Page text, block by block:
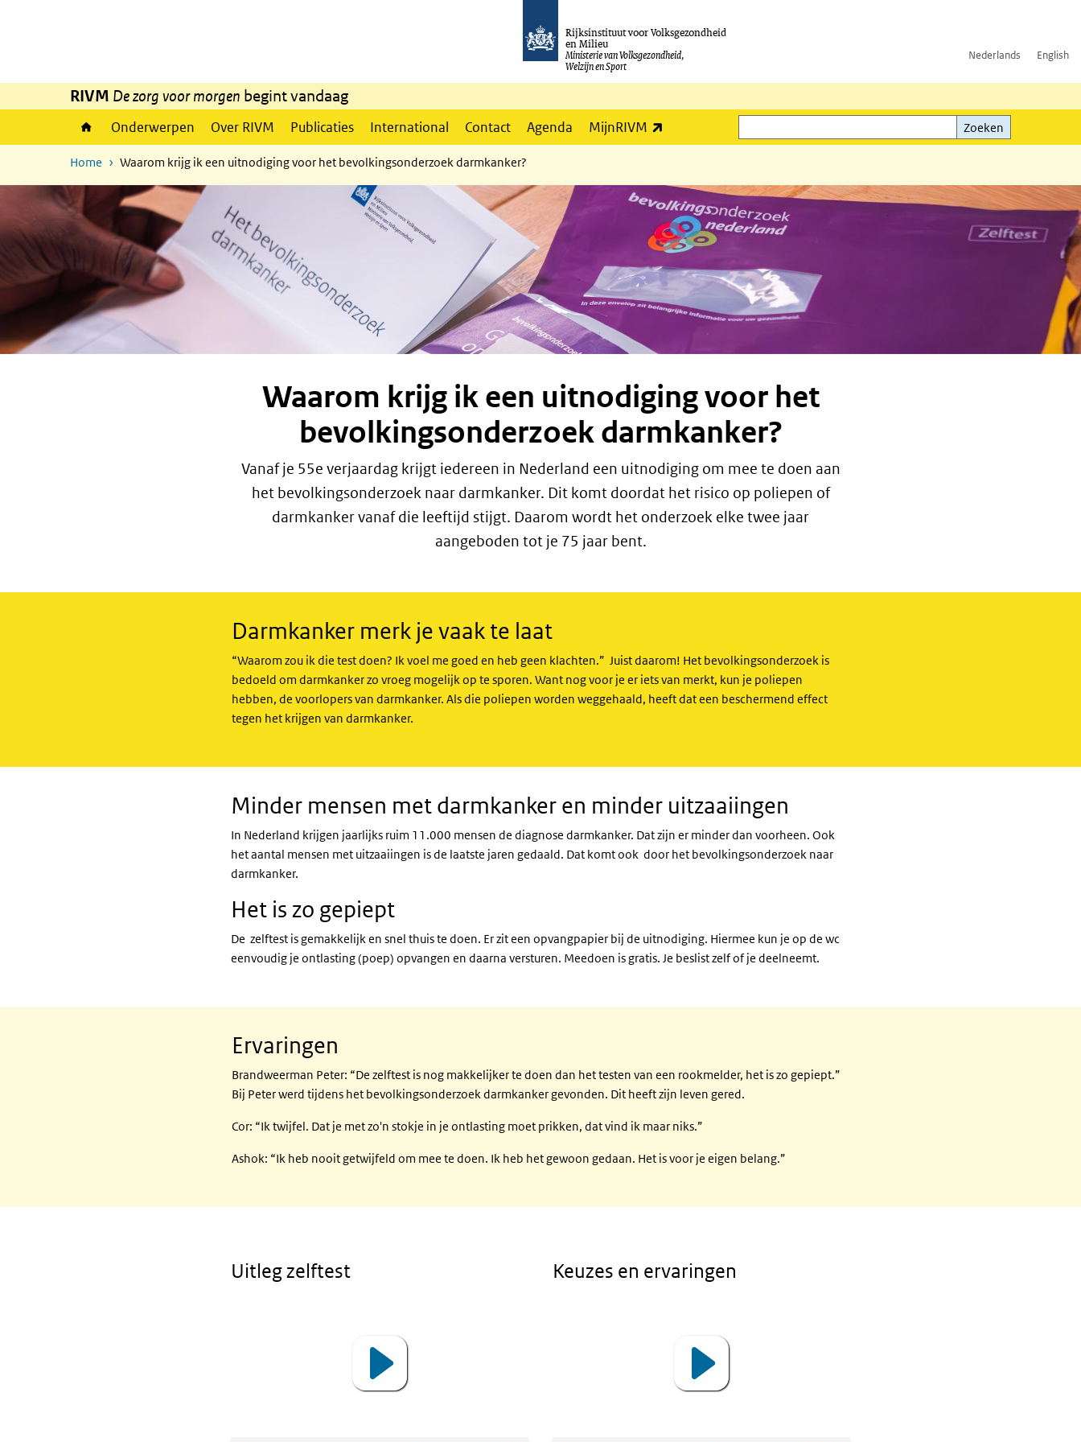
Rijksinstituut voor Volksgezondheid
en Milieu
Ministerie van Volksgezondheid,
Welzijn en Sport
Nederlands English
RIVM De zorg voor morgen begint vandaag
Onderwerpen Over RIVM Publicaties International Contact Agenda MijnRIVM
Zoeken
Zoeken
Home Waarom krijg ik een uitnodiging voor het bevolkingsonderzoek darmkanker?
Waarom krijg ik een uitnodiging voor het
bevolkingsonderzoek darmkanker?
Vanaf je 55e verjaardag krijgt iedereen in Nederland een uitnodiging om mee te doen aan
het bevolkingsonderzoek naar darmkanker. Dit komt doordat het risico op poliepen of
darmkanker vanaf die leeftijd stijgt. Daarom wordt het onderzoek elke twee jaar
aangeboden tot je 75 jaar bent.
Darmkanker merk je vaak te laat
“Waarom zou ik die test doen? Ik voel me goed en heb geen klachten.” Juist daarom! Het bevolkingsonderzoek is
bedoeld om darmkanker zo vroeg mogelijk op te sporen. Want nog voor je er iets van merkt, kun je poliepen
hebben, de voorlopers van darmkanker. Als die poliepen worden weggehaald, heeft dat een beschermend effect
tegen het krijgen van darmkanker.
Minder mensen met darmkanker en minder uitzaaiingen
In Nederland krijgen jaarlijks ruim 11.000 mensen de diagnose darmkanker. Dat zijn er minder dan voorheen. Ook
het aantal mensen met uitzaaiingen is de laatste jaren gedaald. Dat komt ook door het bevolkingsonderzoek naar
darmkanker.
Het is zo gepiept
De zelftest is gemakkelijk en snel thuis te doen. Er zit een opvangpapier bij de uitnodiging. Hiermee kun je op de wc
eenvoudig je ontlasting (poep) opvangen en daarna versturen. Meedoen is gratis. Je beslist zelf of je deelneemt.
Ervaringen
Brandweerman Peter: “De zelftest is nog makkelijker te doen dan het testen van een rookmelder, het is zo gepiept.”
Bij Peter werd tijdens het bevolkingsonderzoek darmkanker gevonden. Dit heeft zijn leven gered.
Cor: “Ik twijfel. Dat je met zo'n stokje in je ontlasting moet prikken, dat vind ik maar niks.”
Ashok: “Ik heb nooit getwijfeld om mee te doen. Ik heb het gewoon gedaan. Het is voor je eigen belang.”
Uitleg zelftest Keuzes en ervaringen